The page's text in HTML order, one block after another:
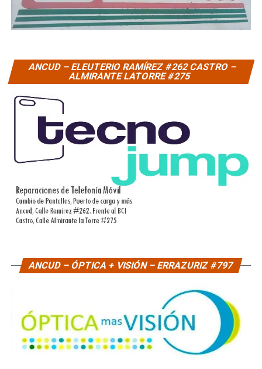
ANCUD – ELEUTERIO RAMÍREZ #262 CASTRO –
ALMIRANTE LATORRE #275
ANCUD – ÓPTICA + VISIÓN – ERRAZURIZ #797